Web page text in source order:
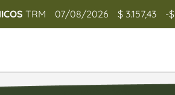
TRM 07/08/2026 $ 3.157,43 -